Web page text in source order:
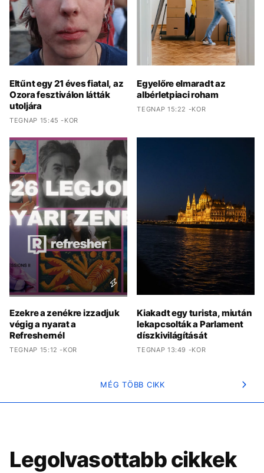
Eltűnt egy 21 éves fiatal, az
Ozora fesztiválon látták
utoljára
TEGNAP 15:45 -KOR
Egyelőre elmaradt az
albérletpiaci roham
TEGNAP 15:22 -KOR
Ezekre a zenékre izzadjuk
végig a nyarat a
Refreshernél
TEGNAP 15:12 -KOR
Kiakadt egy turista, miután
lekapcsolták a Parlament
díszkivilágítását
TEGNAP 13:49 -KOR
MÉG TÖBB CIKK
Legolvasottabb cikkek